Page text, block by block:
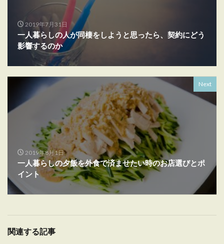
2019年7月31日
一人暮らしの人が同棲をしようと思ったら、契約にどう
影響するのか
Next
2019年8月1日
一人暮らしの夕飯を外食で済ませたい時のお店選びとポ
イント
関連する記事